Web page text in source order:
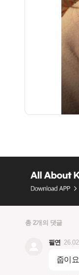
총 2개의 댓글
필연
줍이